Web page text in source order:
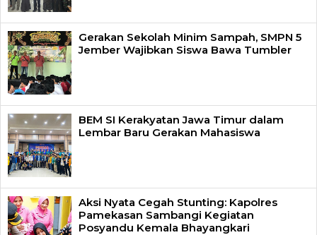
Gerakan Sekolah Minim Sampah, SMPN 5
Jember Wajibkan Siswa Bawa Tumbler
BEM SI Kerakyatan Jawa Timur dalam
Lembar Baru Gerakan Mahasiswa
Aksi Nyata Cegah Stunting: Kapolres
Pamekasan Sambangi Kegiatan
Posyandu Kemala Bhayangkari